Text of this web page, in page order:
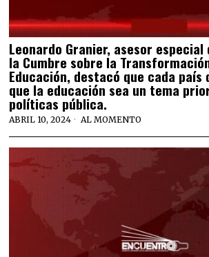
Leonardo Granier, asesor especial
la Cumbre sobre la
Educación, destacó que cada
que la educación sea un tema
políticas pública.
ABRIL 10, 2024 AL MOMENTO